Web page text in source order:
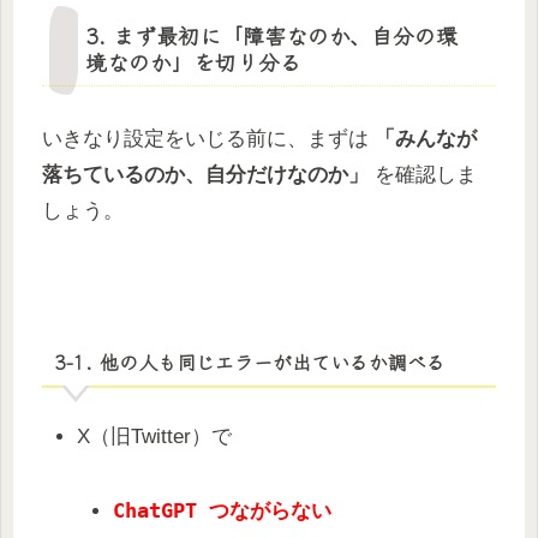
3. まず最初に「障害なのか、自分の環
境なのか」を切り分る
いきなり設定をいじる前に、まずは
「みんなが
落ちているのか、自分だけなのか」
を確認しま
しょう。
3-1. 他の人も同じエラーが出ているか調べる
X（旧Twitter）で
ChatGPT つながらない